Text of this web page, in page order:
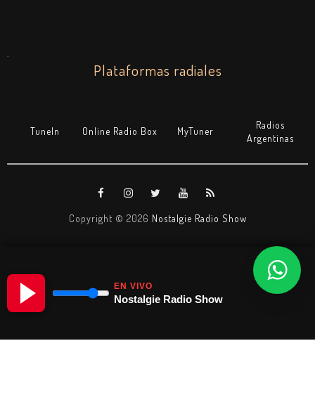
EN VIVO
Nostalgie Radio Show
.
Plataformas radiales
TuneIn Online Radio Box MyTuner
Radios
Argentinas
Copyright © 2026 Nostalgie Radio Show